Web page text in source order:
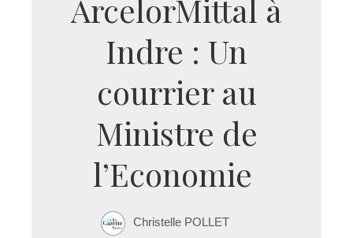
ArcelorMittal à
Indre : Un
courrier au
Ministre de
l’Economie
Christelle POLLET